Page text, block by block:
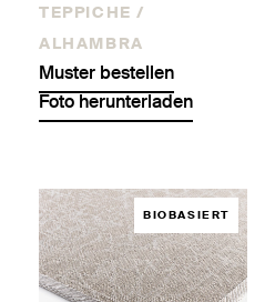
TEPPICHE /
ALHAMBRA
Muster bestellen
Foto herunterladen
BIOBASIERT